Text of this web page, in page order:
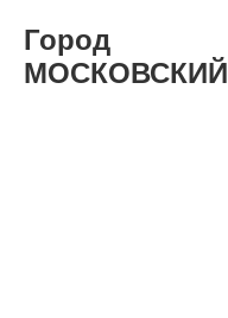
Город
МОСКОВСКИЙ